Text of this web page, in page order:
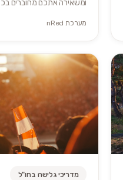
ומשאירה אתכם מחוברים
מערכת nRed
מדריכי גלישה בחו"ל